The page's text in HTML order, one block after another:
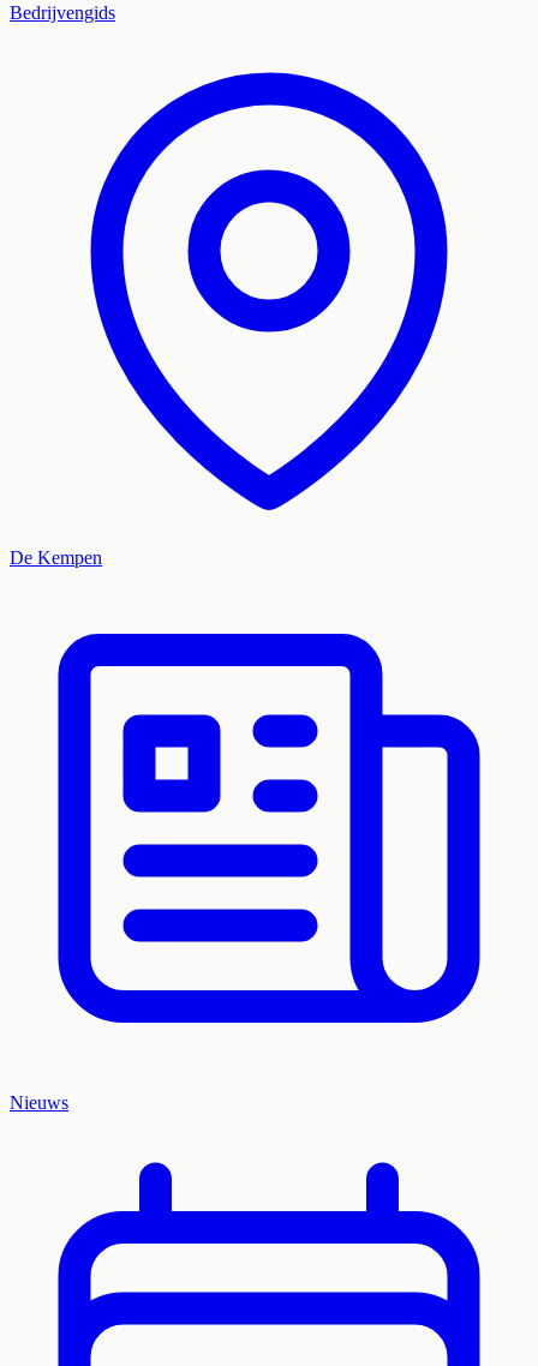
Bedrijvengids
De Kempen
Nieuws